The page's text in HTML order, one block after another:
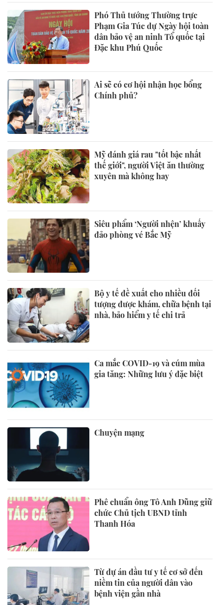
Phó Thủ tướng Thường trực
Phạm Gia Túc dự Ngày hội toàn
dân bảo vệ an ninh Tổ quốc tại
Đặc khu Phú Quốc
Ai sẽ có cơ hội nhận học bổng
Chính phủ?
Mỹ đánh giá rau "tốt bậc nhất
thế giới", người Việt ăn thường
xuyên mà không hay
Siêu phẩm ‘Người nhện’ khuấy
đảo phòng vé Bắc Mỹ
Bộ y tế đề xuất cho nhiều đối
tượng được khám, chữa bệnh tại
nhà, bảo hiểm y tế chi trả
Ca mắc COVID-19 và cúm mùa
gia tăng: Những lưu ý đặc biệt
Chuyện mạng
Phê chuẩn ông Tô Anh Dũng giữ
chức Chủ tịch UBND tỉnh
Thanh Hóa
Từ dự án đầu tư y tế cơ sở đến
niềm tin của người dân vào
bệnh viện gần nhà